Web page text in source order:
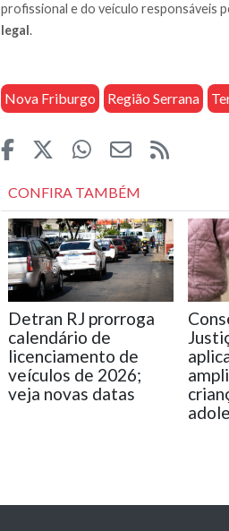
profissional e do veículo responsáveis
legal.
Nova Friburgo Região Serrana
CONFIRA TAMBÉM
Detran RJ prorroga
calendário de
licenciamento de
veículos de 2026;
veja novas datas